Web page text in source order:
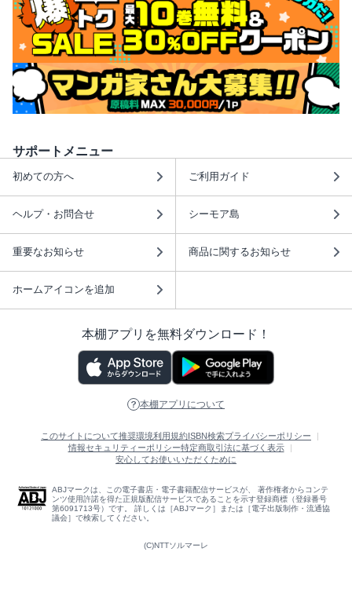
サポートメニュー
初めての方へ ご利用ガイド
ヘルプ・お問合せ シーモア島
重要なお知らせ 商品に関するお知らせ
ホームアイコンを追加
本棚アプリを無料ダウンロード！
本棚アプリについて
このサイトについて推奨環境利用規約 ISBN検索プライバシーポリシー
情報セキュリティーポリシー特定商取引法に基づく表示
安心してお使いいただくために
ABJマークは、この電子書店・電子書籍配信サービスが、 著作権者からコンテ
ンツ使用許諾を得た正規版配信サービスであることを示す登録商標（登録番号
第6091713号）です。 詳しくは［ABJマーク］または［電子出版制作・流通協
議会］で検索してください。
(C)NTTソルマーレ